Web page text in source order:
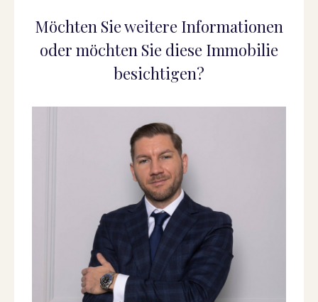
Möchten Sie weitere Informationen
oder möchten Sie diese Immobilie
besichtigen?